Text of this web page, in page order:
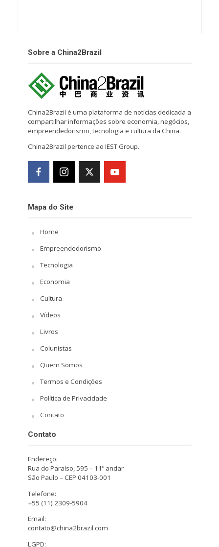
Sobre a China2Brazil
China2Brazil é uma plataforma de notícias dedicada a
compartilhar informações sobre economia, negócios,
empreendedorismo, tecnologia e cultura da China.
China2Brazil pertence ao IEST Group.
Mapa do Site
Home
Empreendedorismo
Tecnologia
Economia
Cultura
Vídeos
Livros
Colunistas
Quem Somos
Termos e Condições
Política de Privacidade
Contato
Contato
Endereço:
Rua do Paraíso, 595 – 11º andar
São Paulo – CEP 04103-001
Telefone:
+55 (11) 2309-5904
Email:
contato@china2brazil.com
LGPD: